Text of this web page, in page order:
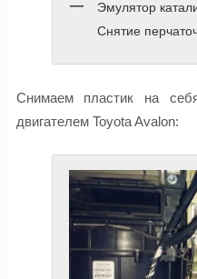
Эмулятор
Снятие
Снимаем пластик на
двигателем Toyota Avalon: